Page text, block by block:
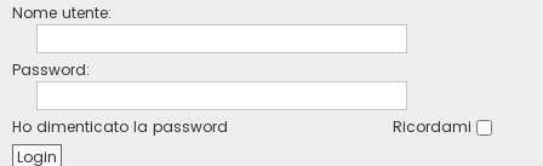
Nome utente:
Password:
Ho dimenticato la password Ricordami